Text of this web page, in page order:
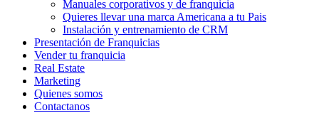
Manuales corporativos y de franquicia
Quieres llevar una marca Americana a tu Pais
Instalación y entrenamiento de CRM
Presentación de Franquicias
Vender tu franquicia
Real Estate
Marketing
Quienes somos
Contactanos